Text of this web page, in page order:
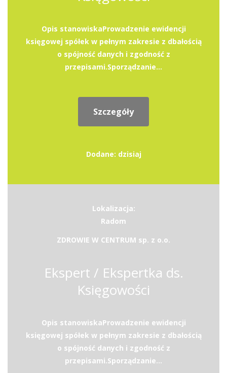
Opis stanowiskaProwadzenie ewidencji
księgowej spółek w pełnym zakresie z dbałością
o spójność danych i zgodność z
przepisami.Sporządzanie...
Szczegóły
Dodane: dzisiaj
Lokalizacja:
Radom
ZDROWIE W CENTRUM sp. z o.o.
Ekspert / Ekspertka ds.
Księgowości
Opis stanowiskaProwadzenie ewidencji
księgowej spółek w pełnym zakresie z dbałością
o spójność danych i zgodność z
przepisami.Sporządzanie...